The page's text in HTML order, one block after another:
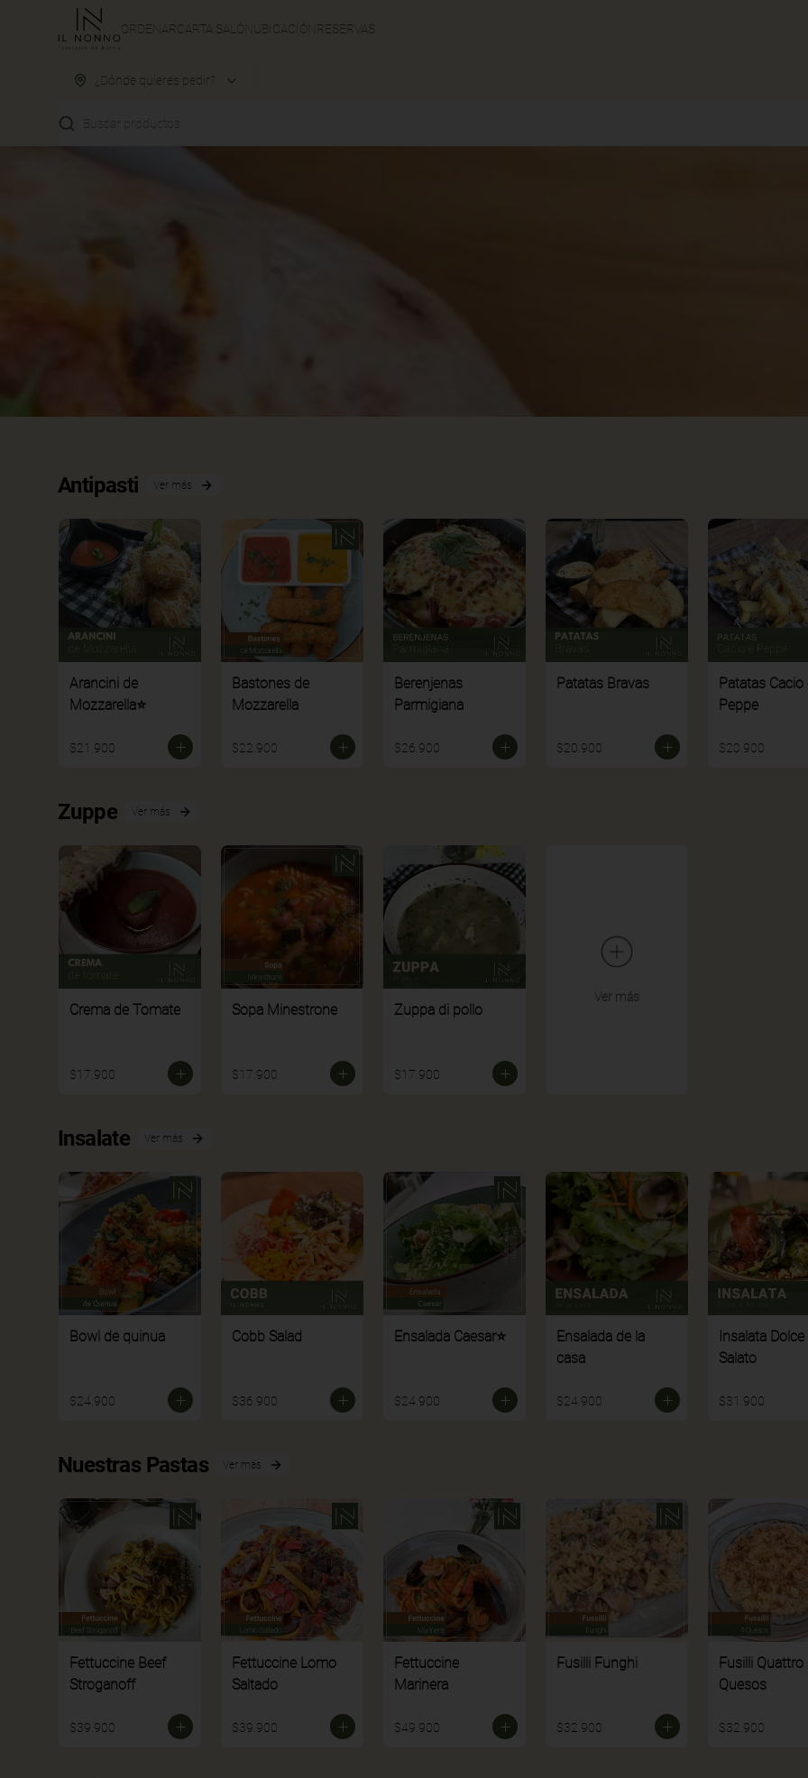
ORDENAR CARTA SALÓN UBICACIÓN RESERVAS
¿Dónde quieres pedir?
Buscar productos
Antipasti Ver más
Arancini de
Mozzarella⭐
$21.900
Bastones de
Mozzarella
$22.900
Berenjenas
Parmigiana
$26.900
Patatas Bravas
$20.900
Patatas Cacio
Peppe
$20.900
Zuppe Ver más
Crema de Tomate
$17.900
Sopa Minestrone
$17.900
Zuppa di pollo
$17.900
Ver más
Insalate Ver más
Bowl de quinua
$24.900
Cobb Salad
$36.900
Ensalada Caesar⭐
$24.900
Ensalada de la
casa
$24.900
Insalata Dolce
Salato
$31.900
Nuestras Pastas Ver más
Fettuccine Beef
Stroganoff
$39.900
Fettuccine Lomo
Saltado
$39.900
Fettuccine
Marinera
$49.900
Fusilli Funghi
$32.900
Fusilli Quattro
Quesos
$32.900